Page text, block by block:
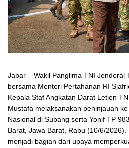
Jabar – Wakil Panglima TNI Jenderal
bersama Menteri Pertahanan RI
Kepala Staf Angkatan Darat Letjen
Mustafa melaksanakan peninjauan
Nasional di Subang serta Yonif TP
Barat, Jawa Barat, Rabu (10/6/
menjadi bagian dari upaya